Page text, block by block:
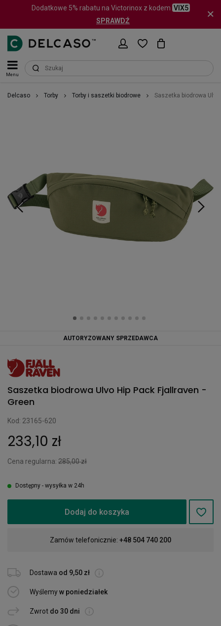
Dodatkowe 5% rabatu na Victorinox z kodem VIX5
SPRAWDŹ
Menu
Delcaso Torby Torby i saszetki biodrowe Saszetka biodrowa Ulvo
AUTORYZOWANY SPRZEDAWCA
Saszetka biodrowa Ulvo Hip Pack Fjallraven -
Green
Kod: 23165-620
233,10 zł
Cena regularna: 285,00 zł
Dostępny - wysyłka w 24h
Dodaj do koszyka
Zamów telefonicznie: +48 504 740 200
Dostawa od 9,50 zł
Wyślemyw poniedziałek
Zwrot do 30 dni